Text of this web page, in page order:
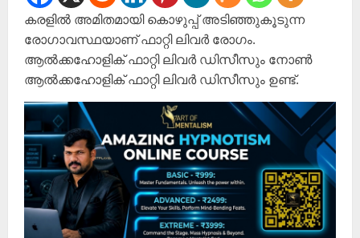
കരളിൽ അമിതമായി കൊഴുപ്പ് അടിഞ്ഞുകൂടുന്ന
രോഗാവസ്ഥയാണ് ഫാറ്റി ലിവര്‍ രോഗം.
ആല്‍ക്കഹോളിക് ഫാറ്റി ലിവര്‍ ഡിസീസും നോണ്‍
ആല്‍ക്കഹോളിക് ഫാറ്റി ലിവര്‍ ഡിസീസും ഉണ്ട്.